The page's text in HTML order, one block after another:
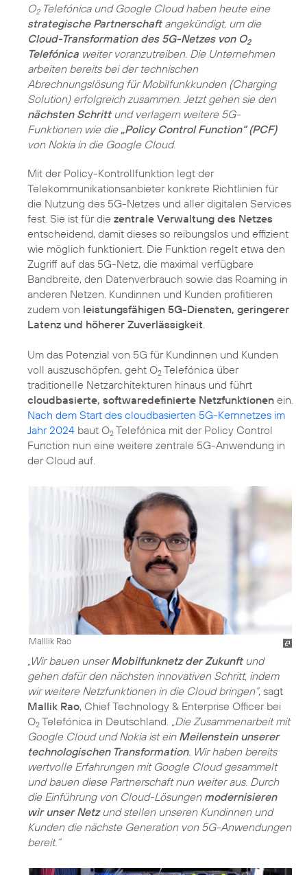
O2Telefónica und Google Cloud haben heute eine
strategische Partnerschaftangekündigt, um die
Cloud-Transformation des 5G-Netzes von O2
Telefónica weiter voranzutreiben. Die Unternehmen
arbeiten bereits bei der technischen
Abrechnungslösung für Mobilfunkkunden (Charging
Solution) erfolgreich zusammen. Jetzt gehen sie den
nächsten Schrittund verlagern weitere 5G-
Funktionen wie die „Policy Control Function“ (PCF)
von Nokia in die Google Cloud.
Mit der Policy-Kontrollfunktion legt der
Telekommunikationsanbieter konkrete Richtlinien für
die Nutzung des 5G-Netzes und aller digitalen Services
fest. Sie ist für die zentrale Verwaltung des Netzes
entscheidend, damit dieses so reibungslos und effizient
wie möglich funktioniert. Die Funktion regelt etwa den
Zugriff auf das 5G-Netz, die maximal verfügbare
Bandbreite, den Datenverbrauch sowie das Roaming in
anderen Netzen. Kundinnen und Kunden profitieren
zudem von leistungsfähigen 5G-Diensten, geringerer
Latenz und höherer Zuverlässigkeit
Um das Potenzial von 5G für Kundinnen und Kunden
voll auszuschöpfen, geht O2 Telefónica über
traditionelle Netzarchitekturen hinaus und führt
cloudbasierte, softwaredefinierte Netzfunktionen ein.
Nach dem Start des cloudbasierten 5G-Kernnetzes im
Jahr 2024 baut O2 Telefónica mit der Policy Control
Function nun eine weitere zentrale 5G-Anwendung in
der Cloud auf.
Malllik Rao
„Wir bauen unserMobilfunknetz der Zukunftund
gehen dafür den nächsten innovativen Schritt, indem
wir weitere Netzfunktionen in die Cloud bringen“, sagt
Mallik Rao, Chief Technology & Enterprise Officer bei
O2 Telefónica in Deutschland. „Die Zusammenarbeit mit
Google Cloud und Nokia ist ein Meilenstein unserer
technologischen Transformation. Wir haben bereits
wertvolle Erfahrungen mit Google Cloud gesammelt
und bauen diese Partnerschaft nun weiter aus. Durch
die Einführung von Cloud-Lösungen modernisieren
wir unser Netzund stellen unseren Kundinnen und
Kunden die nächste Generation von 5G-Anwendungen
bereit.“